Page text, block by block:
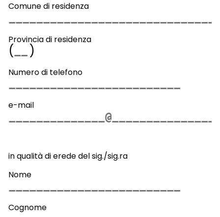
Comune di residenza
Provincia di residenza
( )
Numero di telefono
e-mail
in qualità di erede del sig./sig.ra
Nome
Cognome